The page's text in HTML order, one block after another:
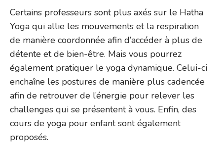
Certains professeurs sont plus axés sur le Hatha
Yoga qui allie les mouvements et la respiration
de manière coordonnée afin d’accéder à plus de
détente et de bien-être. Mais vous pourrez
également pratiquer le yoga dynamique. Celui-ci
enchaîne les postures de manière plus cadencée
afin de retrouver de l’énergie pour relever les
challenges qui se présentent à vous. Enfin, des
cours de yoga pour enfant sont également
proposés.